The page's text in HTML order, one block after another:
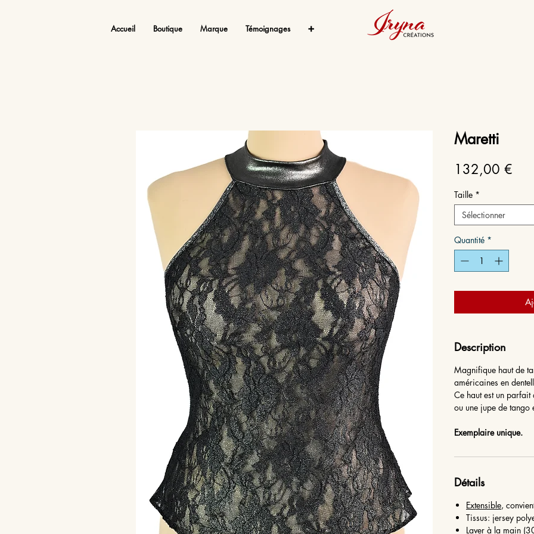
Accueil Boutique Marque Témoignages ➕
Maretti
132,00 €
Taille *
Sélectionner
Quantité *
Description
Magnifique haut de
américaines en
Ce haut est un
ou une jupe de tango
Exemplaire unique.
Détails
Extensible,
Tissus: jersey
Laver à la main